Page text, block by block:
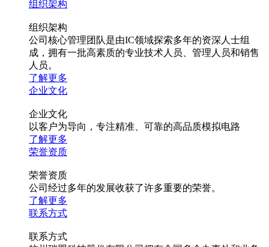
组织架构
组织架构
公司核心管理团队是由IC领域探索多年的资深人士组
成，拥有一批高素质的专业技术人员、管理人员和销售
人员。
了解更多
企业文化
企业文化
以客户为导向，专注精准、可靠的高品质模拟电路
了解更多
荣誉资质
荣誉资质
公司经过多年的发展收获了许多重要的荣誉。
了解更多
联系方式
联系方式